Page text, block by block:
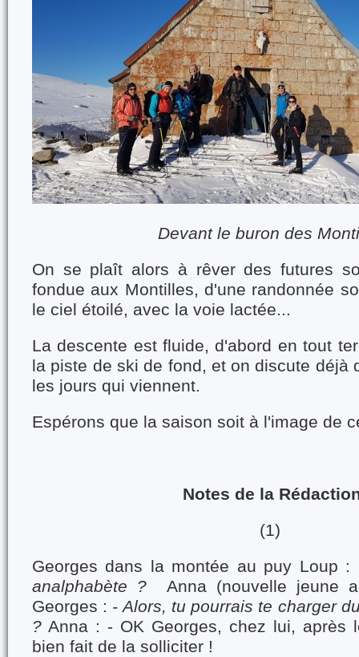
Devant le buron des
On se plaît alors à rêver des futures
fondue aux Montilles, d'une randonnée
le ciel étoilé, avec la voie lactée...
La descente est fluide, d'abord en tout
la piste de ski de fond, et on discute déjà
les jours qui viennent.
Espérons que la saison soit à l'image de
Notes de la
(1)
Georges dans la montée au puy Loup :
analphabète ? Anna (nouvelle jeune
Georges : - Alors, tu pourrais te charger
? Anna : - OK Georges, chez lui, après
bien fait de la solliciter !